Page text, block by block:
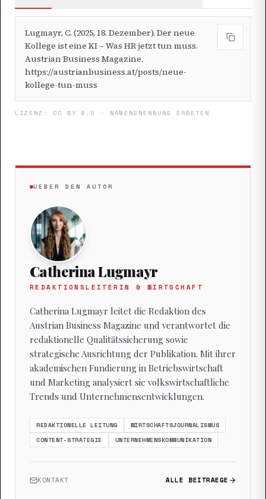
Lugmayr, C. (2025, 18. Dezember). Der neue
Kollege ist eine KI – Was HR jetzt tun muss.
Austrian Business Magazine.
https://austrianbusiness.at/posts/neue-
kollege-tun-muss
LIZENZ: CC BY 4.0 · NAMENSNENNUNG ERBETEN
UEBER DEN AUTOR
Catherina Lugmayr
REDAKTIONSLEITERIN & WIRTSCHAFT
Catherina Lugmayr leitet die Redaktion des
Austrian Business Magazine und verantwortet die
redaktionelle Qualitätssicherung sowie
strategische Ausrichtung der Publikation. Mit ihrer
akademischen Fundierung in Betriebswirtschaft
und Marketing analysiert sie volkswirtschaftliche
Trends und Unternehmensentwicklungen.
REDAKTIONELLE LEITUNG
WIRTSCHAFTSJOURNALISMUS
CONTENT-STRATEGIE
UNTERNEHMENSKOMMUNIKATION
KONTAKT ALLE BEITRAEGE